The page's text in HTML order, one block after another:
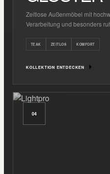
Zeitlose Außenmöbel mit
Verarbeitung und besonders
TEAK ZEITLOS KOMFORT
KOLLEKTION ENTDECKEN
04